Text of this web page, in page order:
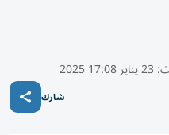
23 يناير 17:08 2025
شارك